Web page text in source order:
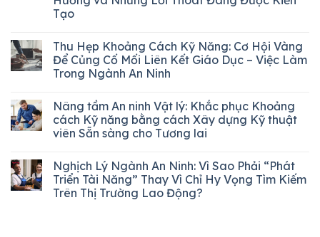
Tạo
Thu Hẹp Khoảng Cách Kỹ Năng: Cơ Hội Vàng
Để Củng Cố Mối Liên Kết Giáo Dục – Việc Làm
Trong Ngành An Ninh
Nâng tầm An ninh Vật lý: Khắc phục Khoảng
cách Kỹ năng bằng cách Xây dựng Kỹ thuật
viên Sẵn sàng cho Tương lai
Nghịch Lý Ngành An Ninh: Vì Sao Phải “Phát
Triển Tài Năng” Thay Vì Chỉ Hy Vọng Tìm Kiếm
Trên Thị Trường Lao Động?